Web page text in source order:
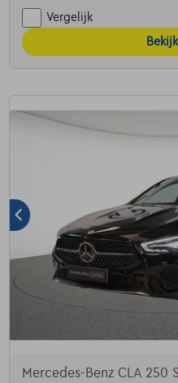
Vergelijk
Mercedes-Benz CLA 250